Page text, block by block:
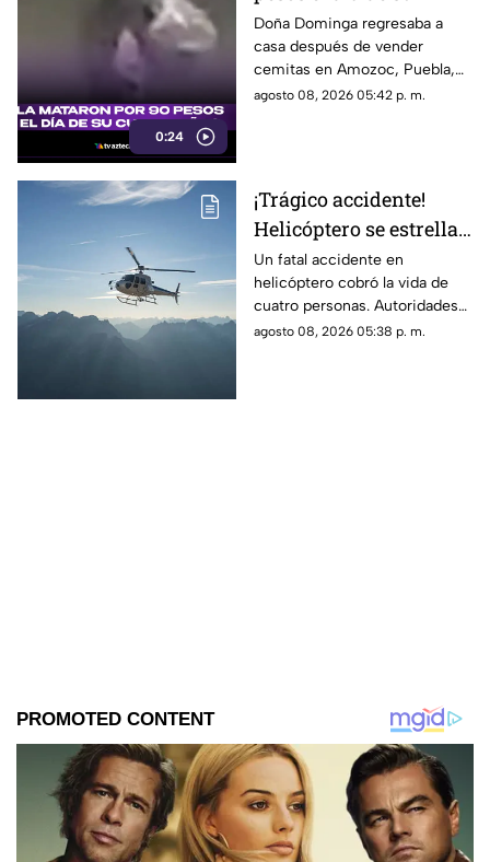
0:24
cumpleaños; Este es el
caso de Doña Dominga
Doña Dominga regresaba a
casa después de vender
cemitas en Amozoc, Puebla,
cuando presuntamente un
agosto 08, 2026 05:42 p. m.
¡Trágico accidente!
Helicóptero se estrella
en zona boscosa y
mueren cuatro
personas
Un fatal accidente en
helicóptero cobró la vida de
cuatro personas. Autoridades
confirmaron que la aeronave
agosto 08, 2026 05:38 p. m.